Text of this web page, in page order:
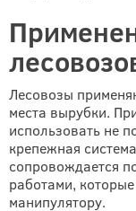
Лесовозы
места вырубки.
использовать не
крепежная
сопровождается
работами,
манипулятору.